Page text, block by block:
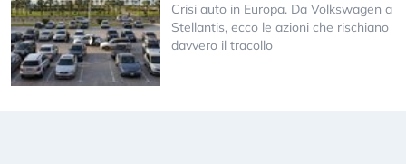
Crisi auto in Europa. Da Volkswagen a
Stellantis, ecco le azioni che rischiano
davvero il tracollo